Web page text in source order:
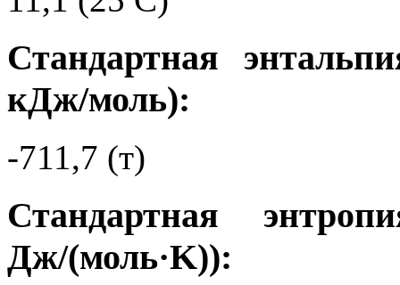
Стандартная
кДж/моль):
-711,7 (т)
Стандартная
Дж/(моль·K)):